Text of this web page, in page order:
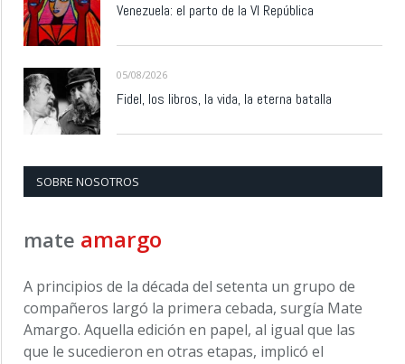
Venezuela: el parto de la VI República
05/08/2026
Fidel, los libros, la vida, la eterna batalla
SOBRE NOSOTROS
mate amargo
A principios de la década del setenta un grupo de
compañeros largó la primera cebada, surgía Mate
Amargo. Aquella edición en papel, al igual que las
que le sucedieron en otras etapas, implicó el